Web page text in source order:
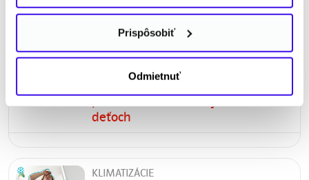
Prispôsobiť
Odmietnuť
Ďalšie články autora:
KLIMATIZÁCIE
deťoch
KLIMATIZÁCIE